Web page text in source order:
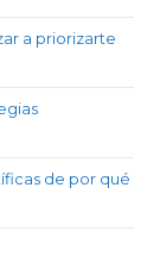
a priorizarte
de por qué